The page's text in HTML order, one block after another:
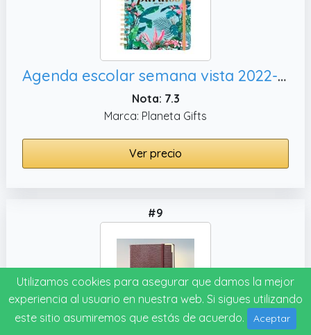
Agenda escolar semana vista 2022-2023 La Vecina Rubia
Nota: 7.3
Marca: Planeta Gifts
Ver precio
#9
Utilizamos cookies para asegurar que damos la mejor
experiencia al usuario en nuestra web. Si sigues utilizando
este sitio asumiremos que estás de acuerdo.
Aceptar